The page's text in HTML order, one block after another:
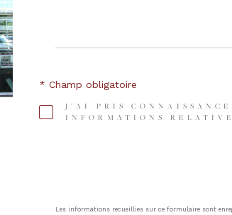
J'AI PRIS
INFORMATIONS
* Champ obligatoire
Les informations recueillies sur ce formulaire sont